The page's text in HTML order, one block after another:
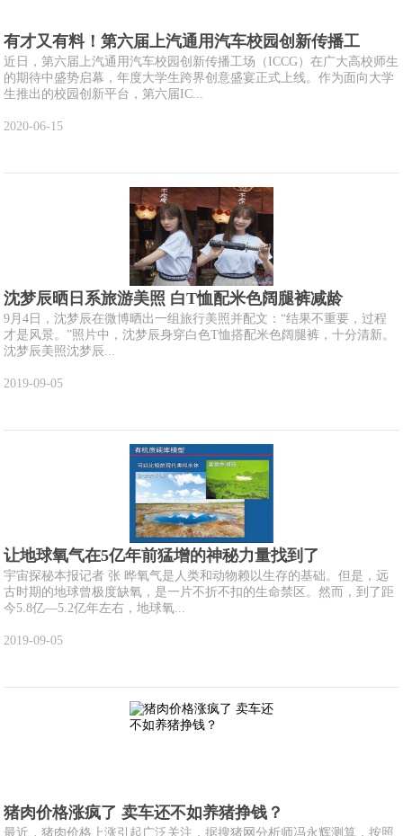
有才又有料！第六届上汽通用汽车校园创新传播工
近日，第六届上汽通用汽车校园创新传播工场（ICCG）在广大高校师生
的期待中盛势启幕，年度大学生跨界创意盛宴正式上线。作为面向大学
生推出的校园创新平台，第六届IC...
2020-06-15
沈梦辰晒日系旅游美照 白T恤配米色阔腿裤减龄
9月4日，沈梦辰在微博晒出一组旅行美照并配文：“结果不重要，过程
才是风景。”照片中，沈梦辰身穿白色T恤搭配米色阔腿裤，十分清新。
沈梦辰美照沈梦辰...
2019-09-05
让地球氧气在5亿年前猛增的神秘力量找到了
宇宙探秘本报记者 张 晔氧气是人类和动物赖以生存的基础。但是，远
古时期的地球曾极度缺氧，是一片不折不扣的生命禁区。然而，到了距
今5.8亿—5.2亿年左右，地球氧...
2019-09-05
猪肉价格涨疯了 卖车还不如养猪挣钱？
最近，猪肉价格上涨引起广泛关注，据搜猪网分析师冯永辉测算，按照